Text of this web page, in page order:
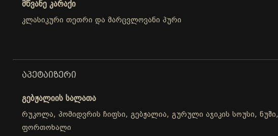
მწვანე კარაქი
კლასიკური თეთრი და მარცვლოვანი პური
ᲐᲞᲔᲢᲐᲘᲖᲔᲠᲘ
გებჟალიის სალათა
რუკოლა, პომიდვრის ჩიფსი, გებჟალია, გურული აჯიკის სოუსი, ნუში,
ფორთოხალი